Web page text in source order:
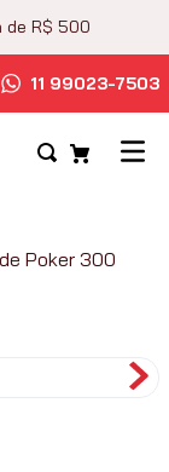
de R$ 500
11 99023-7503
Poker 300